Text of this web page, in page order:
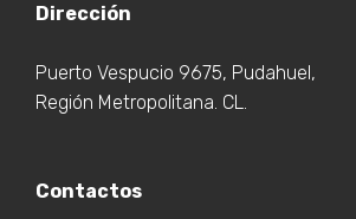
Dirección
Puerto Vespucio 9675, Pudahuel,
Región Metropolitana. CL.
Contactos